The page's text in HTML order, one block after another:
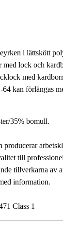
i lättskött
lock och
med
kan förlängas
35% bomull.
producerar
till
tillverkarna av
information.
Class 1